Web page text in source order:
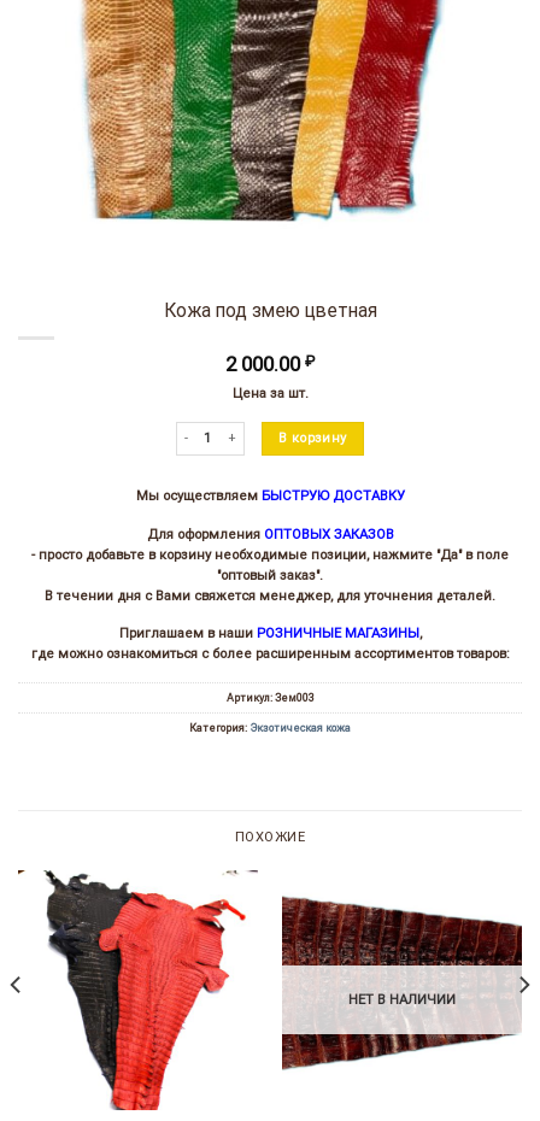
Кожа под змею цветная
2 000.00 ₽
Цена за шт.
Количество товара Кожа под змею цветная
В корзину
Мы осуществляем БЫСТРУЮ ДОСТАВКУ
Для оформления ОПТОВЫХ ЗАКАЗОВ
- просто добавьте в корзину необходимые позиции, нажмите "Да" в поле
"оптовый заказ".
В течении дня с Вами свяжется менеджер, для уточнения деталей.
Приглашаем в наши РОЗНИЧНЫЕ МАГАЗИНЫ ,
где можно ознакомиться с более расширенным ассортиментов товаров:
Артикул: Зем003
Категория: Экзотическая кожа
ПОХОЖИЕ
НЕТ В НАЛИЧИИ